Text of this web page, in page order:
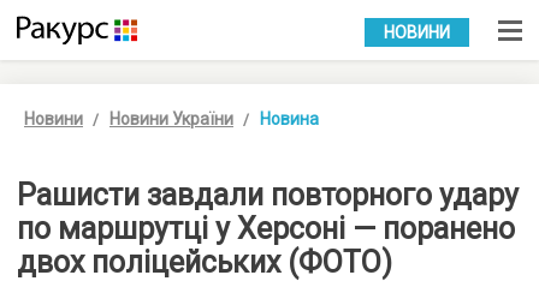
УКР РУС
НОВИНИ
Новини Новини України Новина
Рашисти завдали повторного удару
по маршрутці у Херсоні — поранено
двох поліцейських (ФОТО)